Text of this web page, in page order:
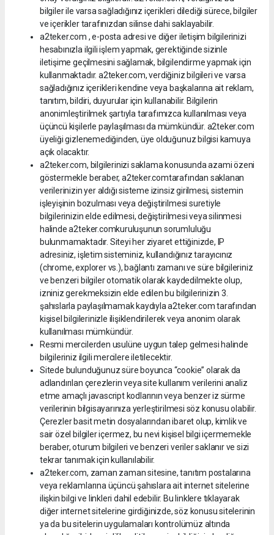
bilgiler ile varsa sağladığınız içerikleri dilediği sürece, bilgiler
ve içerikler tarafınızdan silinse dahi saklayabilir.
a2teker.com , e-posta adresi ve diğer iletişim bilgilerinizi
hesabınızla ilgili işlem yapmak, gerektiğinde sizinle
iletişime geçilmesini sağlamak, bilgilendirme yapmak için
kullanmaktadır. a2teker.com, verdiğiniz bilgileri ve varsa
sağladığınız içerikleri kendine veya başkalarına ait reklam,
tanıtım, bildiri, duyurular için kullanabilir. Bilgilerin
anonimleştirilmek şartıyla tarafımızca kullanılması veya
üçüncü kişilerle paylaşılması da mümkündür. a2teker.com
üyeliği gizlenemediğinden, üye olduğunuz bilgisi kamuya
açık olacaktır.
a2teker.com, bilgilerinizi saklama konusunda azami özeni
göstermekle beraber, a2teker.comtarafından saklanan
verilerinizin yer aldığı sisteme izinsiz girilmesi, sistemin
işleyişinin bozulması veya değiştirilmesi suretiyle
bilgilerinizin elde edilmesi, değiştirilmesi veya silinmesi
halinde a2teker.comkuruluşunun sorumluluğu
bulunmamaktadır. Siteyi her ziyaret ettiğinizde, IP
adresiniz, işletim sisteminiz, kullandığınız tarayıcınız
(chrome, explorer vs.), bağlantı zamanı ve süre bilgileriniz
ve benzeri bilgiler otomatik olarak kaydedilmekte olup,
izniniz gerekmeksizin elde edilen bu bilgilerinizin 3.
şahıslarla paylaşılmamak kaydıyla a2teker.com tarafından
kişisel bilgilerinizle ilişiklendirilerek veya anonim olarak
kullanılması mümkündür.
Resmi mercilerden usulüne uygun talep gelmesi halinde
bilgileriniz ilgili mercilere iletilecektir.
Sitede bulunduğunuz süre boyunca “cookie” olarak da
adlandırılan çerezlerin veya site kullanım verilerini analiz
etme amaçlı javascript kodlarının veya benzer iz sürme
verilerinin bilgisayarınıza yerleştirilmesi söz konusu olabilir.
Çerezler basit metin dosyalarından ibaret olup, kimlik ve
sair özel bilgiler içermez, bu nevi kişisel bilgi içermemekle
beraber, oturum bilgileri ve benzeri veriler saklanır ve sizi
tekrar tanımak için kullanılabilir.
a2teker.com, zaman zaman sitesine, tanıtım postalarına
veya reklamlarına üçüncü şahıslara ait internet sitelerine
ilişkin bilgi ve linkleri dahil edebilir. Bu linklere tıklayarak
diğer internet sitelerine girdiğinizde, söz konusu sitelerinin
ya da bu sitelerin uygulamaları kontrolümüz altında